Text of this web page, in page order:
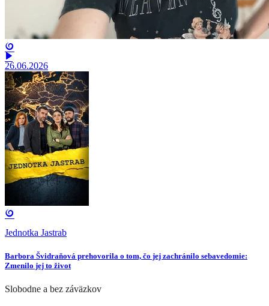
26.06.2026
Jednotka Jastrab
Barbora Švidraňová prehovorila o tom, čo jej zachránilo sebavedomie:
Zmenilo jej to život
Slobodne a bez záväzkov